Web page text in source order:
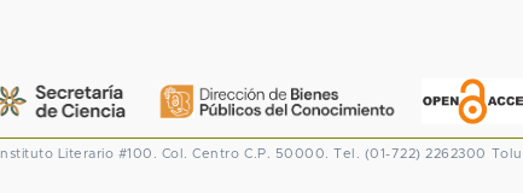
Instituto Literario #100. Col. Centro C.P. 50000. Tel. (01-722) 2262300